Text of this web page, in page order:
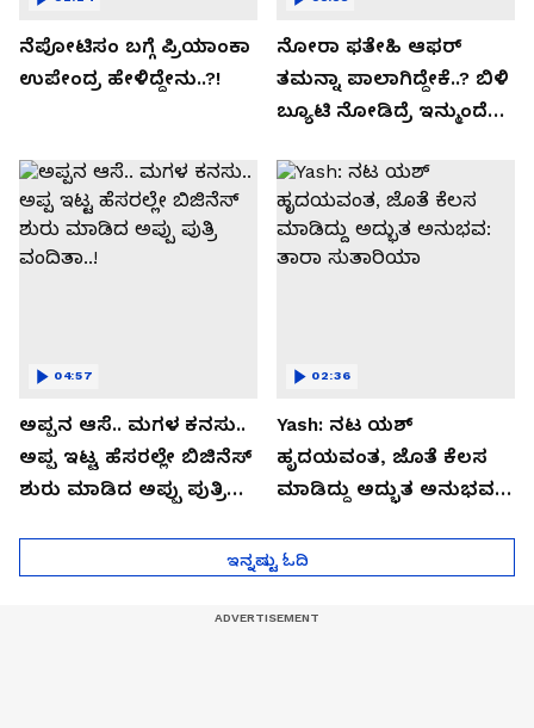
ನೆಪೋಟಿಸಂ ಬಗ್ಗೆ ಪ್ರಿಯಾಂಕಾ
ಉಪೇಂದ್ರ ಹೇಳಿದ್ದೇನು..?!
ನೋರಾ ಫತೇಹಿ ಆಫರ್​
ತಮನ್ನಾ ಪಾಲಾಗಿದ್ದೇಕೆ..? ಬಿಳಿ
ಬ್ಯೂಟಿ ನೋಡಿದ್ರೆ ಇನ್ಮುಂದೆ
ಅಪ್ಪನ ಆಸೆ.. ಮಗಳ ಕನಸು..
ಅಪ್ಪ ಇಟ್ಟ ಹೆಸರಲ್ಲೇ ಬಿಜಿನೆಸ್​
ಶುರು ಮಾಡಿದ ಅಪ್ಪು ಪುತ್ರಿ
04:57
Yash: ನಟ ಯಶ್​
ಹೃದಯವಂತ, ಜೊತೆ ಕೆಲಸ
ಮಾಡಿದ್ದು ಅದ್ಭುತ ಅನುಭವ:
02:36
ಇನ್ನಷ್ಟು ಓದಿ